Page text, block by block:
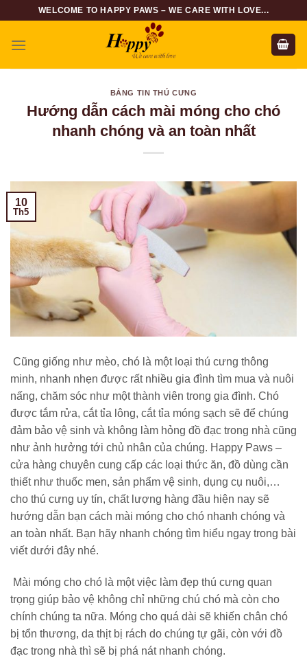
content
WELCOME TO HAPPY PAWS – WE CARE WITH LOVE...
BẢNG TIN THÚ CƯNG
Hướng dẫn cách mài móng cho chó
nhanh chóng và an toàn nhất
10
Th5
Cũng giống như mèo, chó là một loại thú cưng thông
minh, nhanh nhẹn được rất nhiều gia đình tìm mua và nuôi
nấng, chăm sóc như một thành viên trong gia đình. Chó
được tắm rửa, cắt tỉa lông, cắt tỉa móng sạch sẽ để chúng
đảm bảo vệ sinh và không làm hỏng đồ đạc trong nhà cũng
như ảnh hưởng tới chủ nhân của chúng. Happy Paws –
cửa hàng chuyên cung cấp các loại thức ăn, đồ dùng cần
thiết như thuốc men, sản phẩm vệ sinh, dụng cụ nuôi,…
cho thú cưng uy tín, chất lượng hàng đầu hiện nay sẽ
hướng dẫn bạn cách mài móng cho chó nhanh chóng và
an toàn nhất. Bạn hãy nhanh chóng tìm hiểu ngay trong bài
viết dưới đây nhé.
Mài móng cho chó là một việc làm đẹp thú cưng quan
trọng giúp bảo vệ không chỉ những chú chó mà còn cho
chính chúng ta nữa. Móng cho quá dài sẽ khiến chân chó
bị tổn thương, da thịt bị rách do chúng tự gãi, còn với đồ
đạc trong nhà thì sẽ bị phá nát nhanh chóng.